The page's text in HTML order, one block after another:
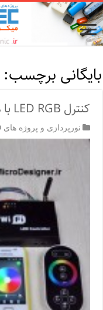
بایگانی برچسب:
کنترل LED RGB با موبایل
نورپردازی و پروژه های LED